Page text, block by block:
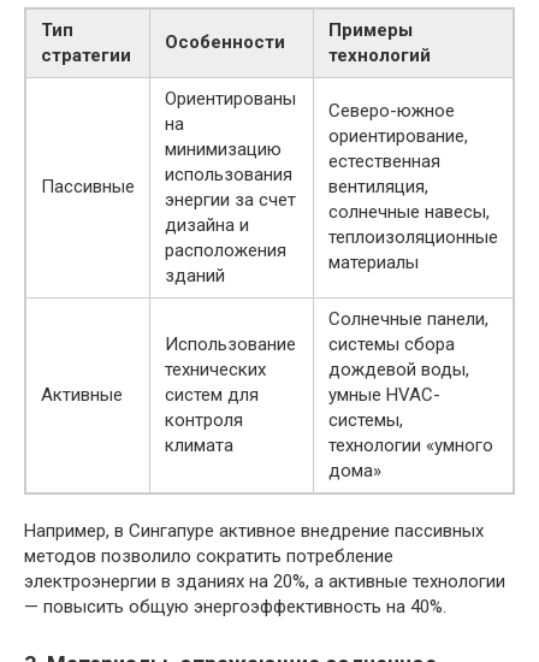
Тип
стратегии
Особенности
Примеры
технологий
Пассивные
Ориентированы
на
минимизацию
использования
энергии за счет
дизайна и
расположения
зданий
Северо-южное
ориентирование,
естественная
вентиляция,
солнечные навесы,
теплоизоляционные
материалы
Активные
Использование
технических
систем для
контроля
климата
Солнечные панели,
системы сбора
дождевой воды,
умные HVAC-
системы,
технологии «умного
дома»
Например, в Сингапуре активное внедрение пассивных
методов позволило сократить потребление
электроэнергии в зданиях на 20%, а активные технологии
— повысить общую энергоэффективность на 40%.